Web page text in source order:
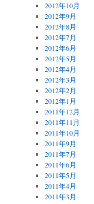
2012年10月
2012年9月
2012年8月
2012年7月
2012年6月
2012年5月
2012年4月
2012年3月
2012年2月
2012年1月
2011年12月
2011年11月
2011年10月
2011年9月
2011年7月
2011年6月
2011年5月
2011年4月
2011年3月